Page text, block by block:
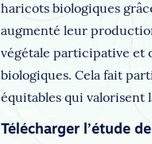
haricots biologiques
augmenté leur
végétale participative et
biologiques. Cela fait
équitables qui valorisent
Télécharger l’étude